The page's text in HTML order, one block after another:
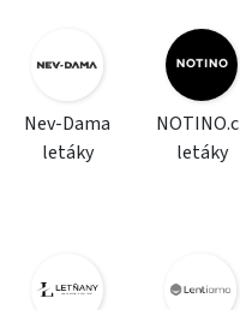
Nev-Dama
letáky
letáky